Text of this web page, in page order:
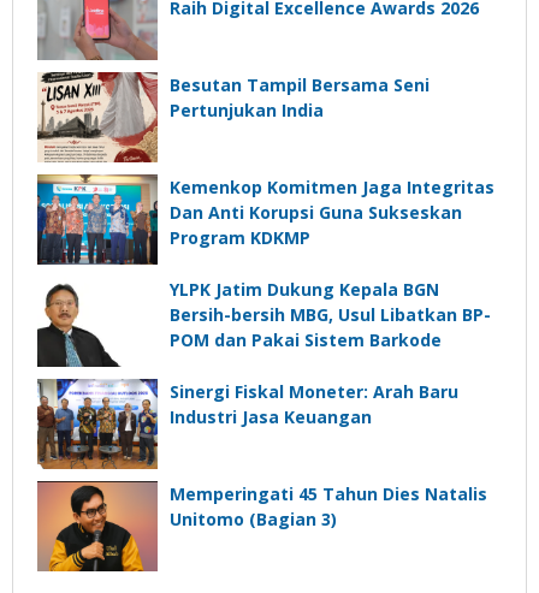
Raih Digital Excellence Awards 2026
Besutan Tampil Bersama Seni
Pertunjukan India
Kemenkop Komitmen Jaga Integritas
Dan Anti Korupsi Guna Sukseskan
Program KDKMP
YLPK Jatim Dukung Kepala BGN
Bersih-bersih MBG, Usul Libatkan BP-
POM dan Pakai Sistem Barkode
Sinergi Fiskal Moneter: Arah Baru
Industri Jasa Keuangan
Memperingati 45 Tahun Dies Natalis
Unitomo (Bagian 3)